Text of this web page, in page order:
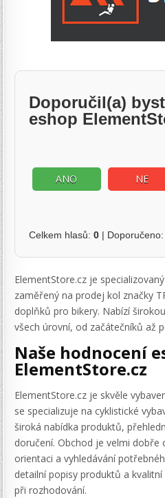
Doporučil(a)
eshop
ANO NE
Celkem hlasů:0 |
ElementStore.cz je
zaměřený na prodej kol značky
doplňků pro bikery. Nabízí
všech úrovní, od začátečníků až
Naše hodnocení
ElementStore.cz
ElementStore.cz je skvěle
se specializuje na cyklistické
široká nabídka produktů,
doručení. Obchod je velmi dobře
orientaci a vyhledávání
detailní popisy produktů a
při rozhodování.